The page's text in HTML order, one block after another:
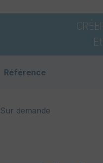
Référence
Sur demande